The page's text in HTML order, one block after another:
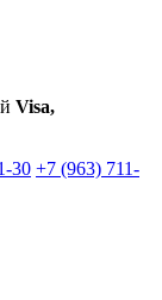
Visa,
30 +7 (963) 711-